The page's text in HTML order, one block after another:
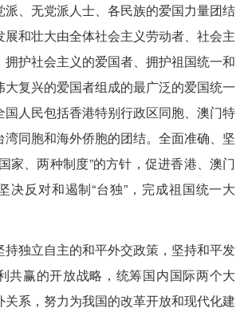
派、无党派人士、各民族的爱国力量团结
和壮大由全体社会主义劳动者、社会主
拥护社会主义的爱国者、拥护祖国统一和
复兴的爱国者组成的最广泛的爱国统一
国人民包括香港特别行政区同胞、澳门特
湾同胞和海外侨胞的团结。全面准确、坚
家、两种制度”的方针，促进香港、澳门
决反对和遏制“台独”，完成祖国统一大
持独立自主的和平外交政策，坚持和平发
共赢的开放战略，统筹国内国际两个大
关系，努力为我国的改革开放和现代化建